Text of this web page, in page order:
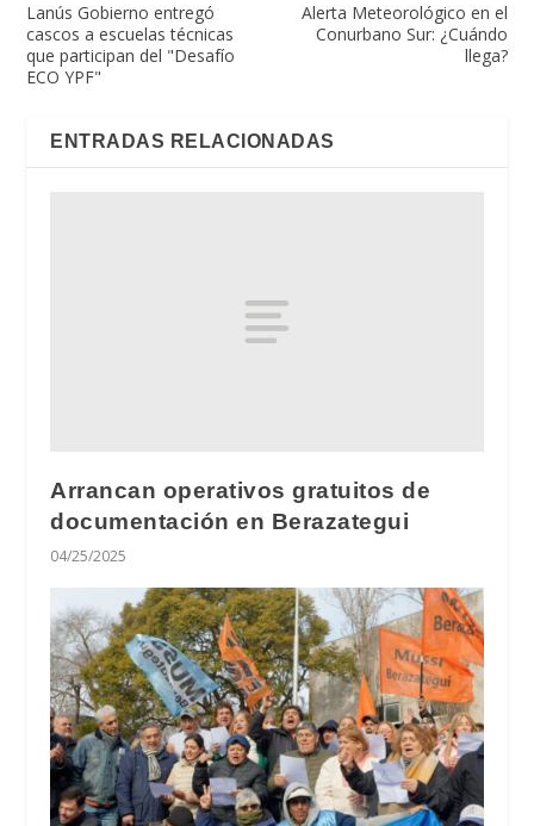
Lanús Gobierno entregó
cascos a escuelas técnicas
que participan del "Desafío
ECO YPF"
Alerta Meteorológico en el
Conurbano Sur: ¿Cuándo
llega?
ENTRADAS RELACIONADAS
Arrancan operativos gratuitos de
documentación en Berazategui
04/25/2025